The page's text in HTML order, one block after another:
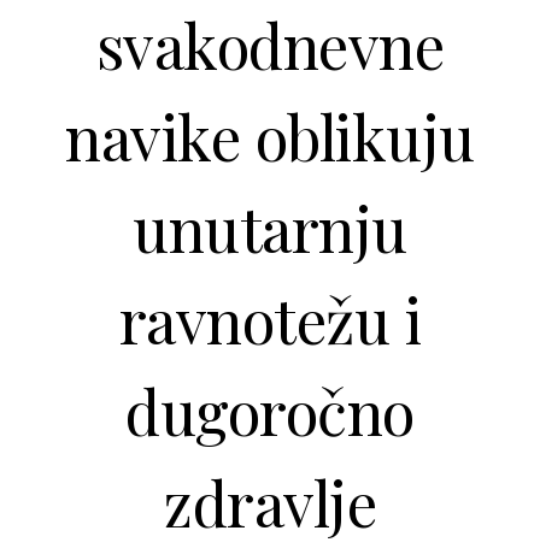
svakodnevne
navike oblikuju
unutarnju
ravnotežu i
dugoročno
zdravlje